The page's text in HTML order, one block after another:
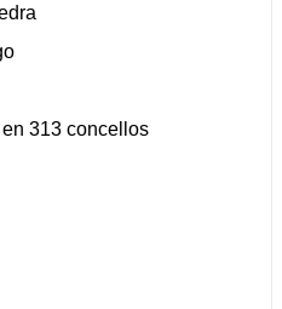
313 concellos